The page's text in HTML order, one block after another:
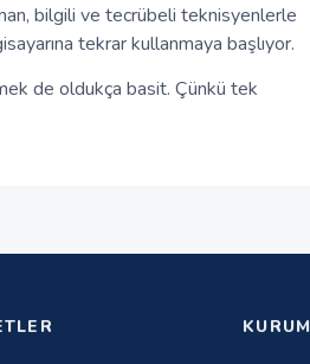
bilgili ve tecrübeli teknisyenlerle
tekrar kullanmaya başlıyor.
de oldukça basit. Çünkü tek